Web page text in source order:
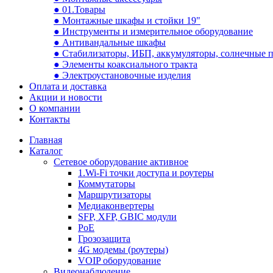
● 01.Товары
● Монтажные шкафы и стойки 19"
● Инструменты и измерительное оборудование
● Антивандальные шкафы
● Стабилизаторы, ИБП, аккумуляторы, солнечные
● Элементы коаксиального тракта
● Электроустановочные изделия
Оплата и доставка
Акции и новости
О компании
Контакты
Главная
Каталог
Сетевое оборудование активное
1.Wi-Fi точки доступа и роутеры
Коммутаторы
Маршрутизаторы
Медиаконвертеры
SFP, XFP, GBIC модули
PoE
Грозозащита
4G модемы (роутеры)
VOIP оборудование